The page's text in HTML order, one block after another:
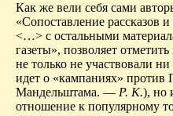
Как же вели себя сами
«Сопоставление рассказов
<…> с остальными
газеты», позволяет
не только не участвовали
идет о «кампаниях» против
Мандельштама. — Р. К.), но
отношение к популярному